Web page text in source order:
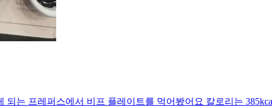
되는 프레퍼스에서 비프 플레이트를 먹어봤어요 칼로리는